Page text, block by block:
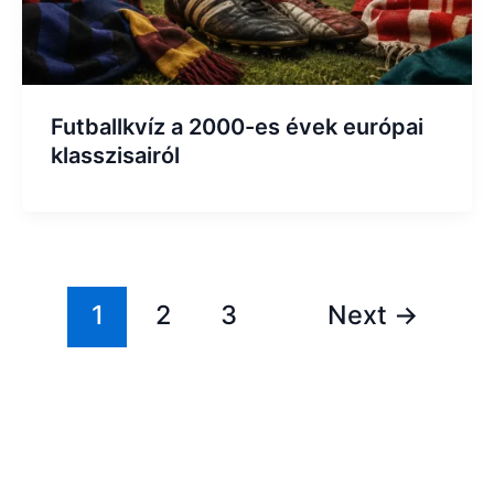
Futballkvíz a 2000-es évek európai
klasszisairól
1 2 3 Next →